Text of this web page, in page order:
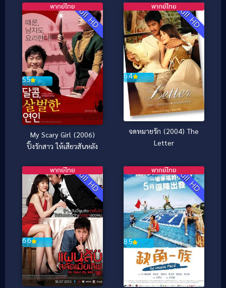
เอง
Full HD
5.5
พากย์ไทย
My Scary Girl (2006)
ปิ๊งรักสาว ให้เสียวสันหลัง
Full HD
6.4
พากย์ไทย
จดหมายรัก (2004) The
Letter
Full HD
6.6
พากย์ไทย Full HD
8.5
พากย์ไทย